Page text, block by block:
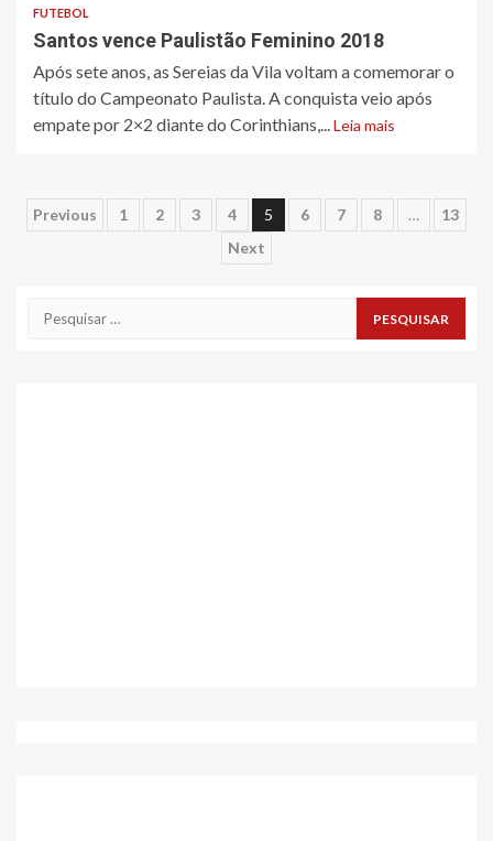
FUTEBOL
Santos vence Paulistão Feminino 2018
Após sete anos, as Sereias da Vila voltam a comemorar o
título do Campeonato Paulista. A conquista veio após
empate por 2×2 diante do Corinthians,...Leia mais
Paginação
posts
Previous 1 2 3 4 5 6 7 8 …
13
Next
Pesquisar